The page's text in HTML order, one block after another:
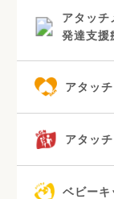
アタッチ
発達支援
アタッ
アタッ
ベビーキ